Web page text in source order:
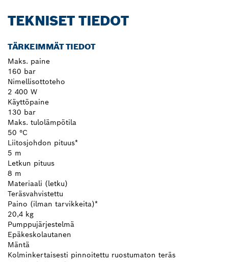
TEKNISET TIEDOT
TÄRKEIMMÄT TIEDOT
Maks. paine
160 bar
Nimellisottoteho
2 400 W
Käyttöpaine
130 bar
Maks. tulolämpötila
50 °C
Liitosjohdon pituus*
5 m
Letkun pituus
8 m
Materiaali (letku)
Teräsvahvistettu
Paino (ilman tarvikkeita)*
20,4 kg
Pumppujärjestelmä
Epäkeskolautanen
Mäntä
Kolminkertaisesti pinnoitettu ruostumaton teräs